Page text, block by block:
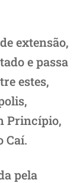
extensão,
e passa
estes,
Princípio,
Caí.
pela